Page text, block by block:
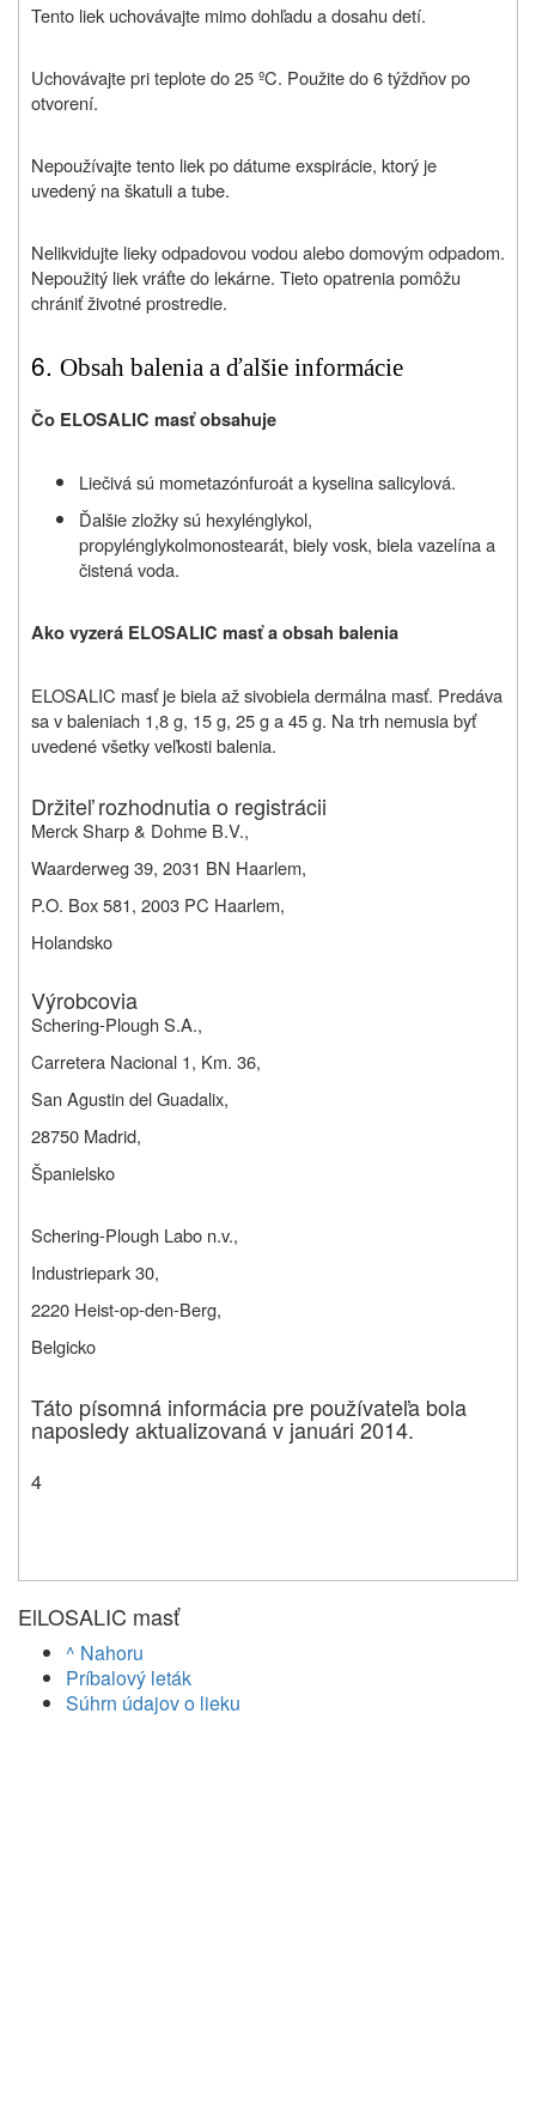
Tento liek uchovávajte mimo dohľadu a dosahu detí.
Uchovávajte pri teplote do 25 ºC. Použite do 6 týždňov po
otvorení.
Nepoužívajte tento liek po dátume exspirácie, ktorý je
uvedený na škatuli a tube.
Nelikvidujte lieky odpadovou vodou alebo domovým odpadom.
Nepoužitý liek vráťte do lekárne. Tieto opatrenia pomôžu
chrániť životné prostredie.
6. Obsah balenia a ďalšie informácie
Čo ELOSALIC masť obsahuje
Liečivá sú mometazónfuroát a kyselina salicylová.
Ďalšie zložky sú hexylénglykol,
propylénglykolmonostearát, biely vosk, biela vazelína a
čistená voda.
Ako vyzerá ELOSALIC masť a obsah balenia
ELOSALIC masť je biela až sivobiela dermálna masť. Predáva
sa v baleniach 1,8 g, 15 g, 25 g a 45 g. Na trh nemusia byť
uvedené všetky veľkosti balenia.
Držiteľ rozhodnutia o registrácii
Merck Sharp & Dohme B.V.,
Waarderweg 39, 2031 BN Haarlem,
P.O. Box 581, 2003 PC Haarlem,
Holandsko
Výrobcovia
Schering-Plough S.A.,
Carretera Nacional 1, Km. 36,
San Agustin del Guadalix,
28750 Madrid,
Španielsko
Schering-Plough Labo n.v.,
Industriepark 30,
2220 Heist-op-den-Berg,
Belgicko
Táto písomná informácia pre používateľa bola
naposledy aktualizovaná v januári 2014.
4
ElLOSALIC masť
^ Nahoru
Príbalový leták
Súhrn údajov o lieku